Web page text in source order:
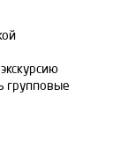
групповые